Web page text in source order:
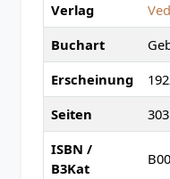
Verlag
Buchart
Erscheinung
Seiten
ISBN /
B3Kat